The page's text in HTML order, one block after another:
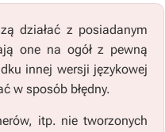
działać z posiadanym
one na ogół z pewną
innej wersji językowej
w sposób błędny.
itp. nie tworzonych